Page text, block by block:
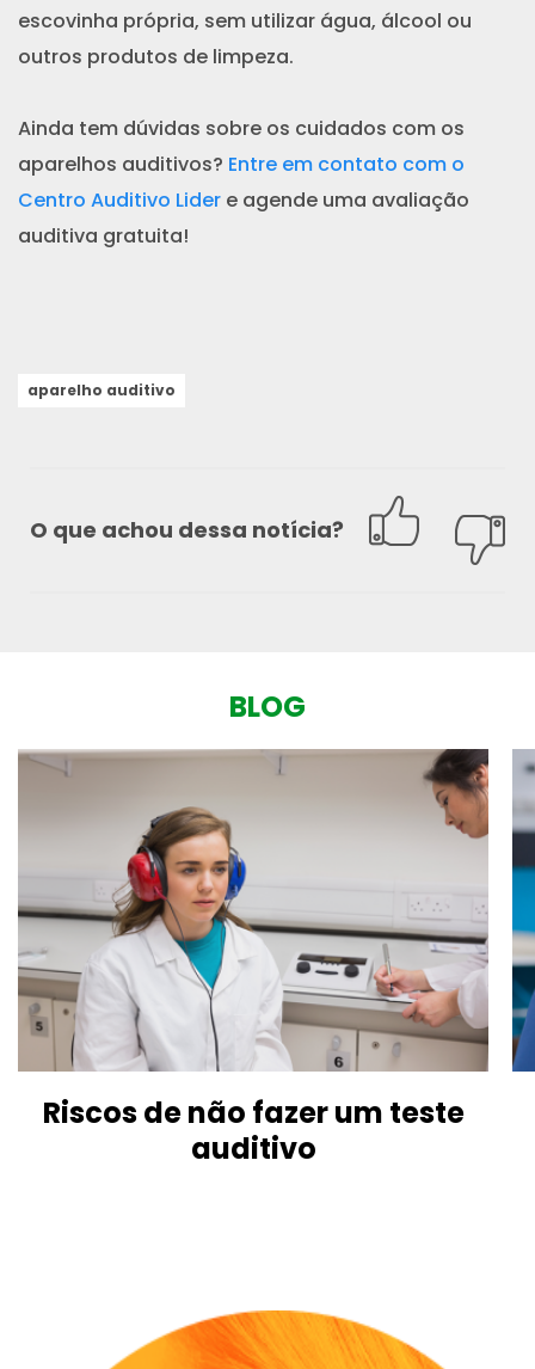
escovinha própria, sem utilizar água, álcool ou
outros produtos de limpeza.
Ainda tem dúvidas sobre os cuidados com os
aparelhos auditivos? Entre em contato com o
Centro Auditivo Lider e agende uma avaliação
auditiva gratuita!
aparelho auditivo
O que achou dessa notícia?
BLOG
Riscos de não fazer um teste
auditivo